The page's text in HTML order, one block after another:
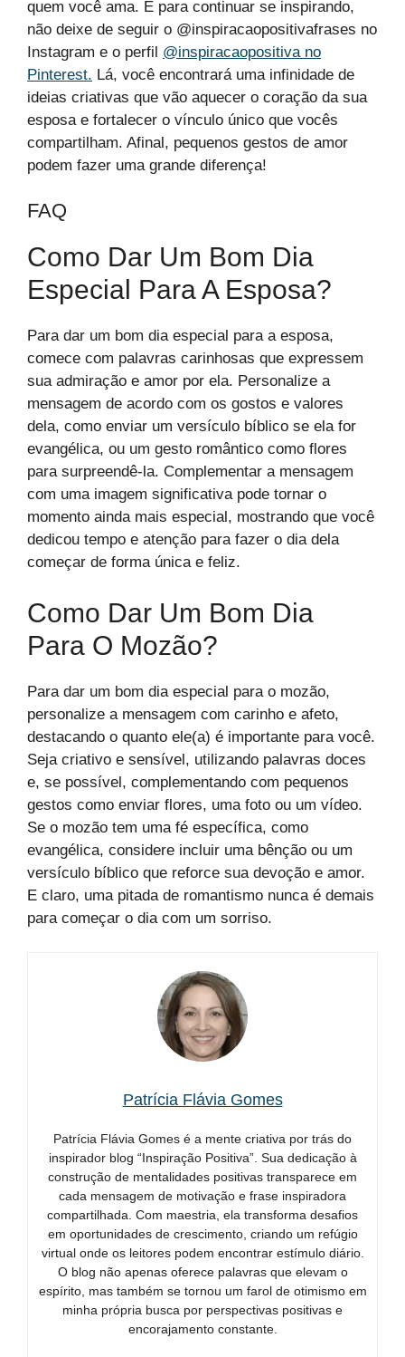
quem você ama. E para continuar se inspirando,
não deixe de seguir o @inspiracaopositivafrases no
Instagram e o perfil @inspiracaopositiva no
Pinterest. Lá, você encontrará uma infinidade de
ideias criativas que vão aquecer o coração da sua
esposa e fortalecer o vínculo único que vocês
compartilham. Afinal, pequenos gestos de amor
podem fazer uma grande diferença!
FAQ
Como Dar Um Bom Dia
Especial Para A Esposa?
Para dar um bom dia especial para a esposa,
comece com palavras carinhosas que expressem
sua admiração e amor por ela. Personalize a
mensagem de acordo com os gostos e valores
dela, como enviar um versículo bíblico se ela for
evangélica, ou um gesto romântico como flores
para surpreendê-la. Complementar a mensagem
com uma imagem significativa pode tornar o
momento ainda mais especial, mostrando que você
dedicou tempo e atenção para fazer o dia dela
começar de forma única e feliz.
Como Dar Um Bom Dia
Para O Mozão?
Para dar um bom dia especial para o mozão,
personalize a mensagem com carinho e afeto,
destacando o quanto ele(a) é importante para você.
Seja criativo e sensível, utilizando palavras doces
e, se possível, complementando com pequenos
gestos como enviar flores, uma foto ou um vídeo.
Se o mozão tem uma fé específica, como
evangélica, considere incluir uma bênção ou um
versículo bíblico que reforce sua devoção e amor.
E claro, uma pitada de romantismo nunca é demais
para começar o dia com um sorriso.
Patrícia Flávia Gomes
Patrícia Flávia Gomes é a mente criativa por trás do
inspirador blog “Inspiração Positiva”. Sua dedicação à
construção de mentalidades positivas transparece em
cada mensagem de motivação e frase inspiradora
compartilhada. Com maestria, ela transforma desafios
em oportunidades de crescimento, criando um refúgio
virtual onde os leitores podem encontrar estímulo diário.
O blog não apenas oferece palavras que elevam o
espírito, mas também se tornou um farol de otimismo em
minha própria busca por perspectivas positivas e
encorajamento constante.